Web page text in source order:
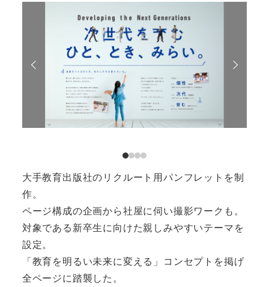
大手教育出版社のリクルート用パンフレットを制
作。
ページ構成の企画から社屋に伺い撮影ワークも。
対象である新卒生に向けた親しみやすいテーマを
設定。
「教育を明るい未来に変える」コンセプトを掲げ
全ページに踏襲した。